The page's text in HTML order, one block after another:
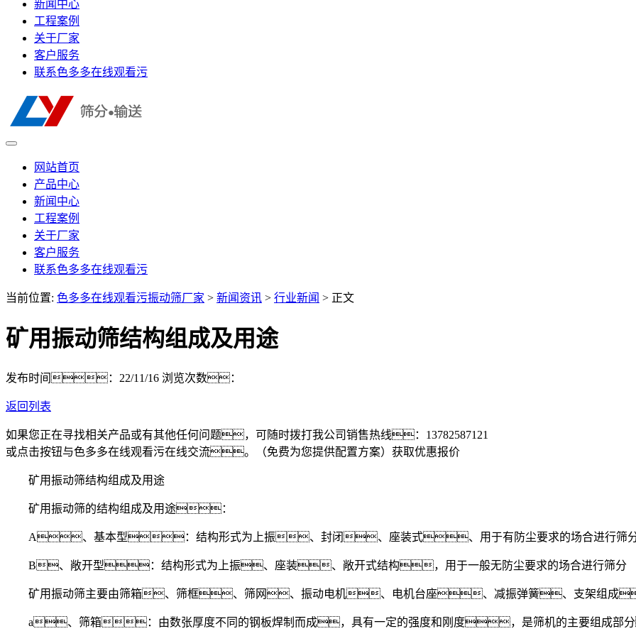
新闻中心
工程案例
关于厂家
客户服务
联系色多多在线观看污
网站首页
产品中心
新闻中心
工程案例
关于厂家
客户服务
联系色多多在线观看污
当前位置: 色多多在线观看污振动筛厂家 > 新闻资讯 > 行业新闻 > 正文
矿用振动筛结构组成及用途
发布时间：22/11/16 浏览次数：
返回列表
如果您正在寻找相关产品或有其他任何问题，可随时拨打我公司销售热线： 13782587121
或点击按钮与色多多在线观看污在线交流。（免费为您提供配置方案） 获取优惠报价
矿用振动筛结构组成及用途
矿用振动筛的结构组成及用途：
A、基本型：结构形式为上振、封闭、座装式、用于有防尘要求的场合进行筛
B、敞开型：结构形式为上振、座装、敞开式结构，用于一般无防尘要求的场合进行筛分
矿用振动筛主要由筛箱、筛框、筛网、振动电机、电机台座、减振弹簧、支架组成
a、筛箱：由数张厚度不同的钢板焊制而成，具有一定的强度和刚度，是筛机的主要组成部